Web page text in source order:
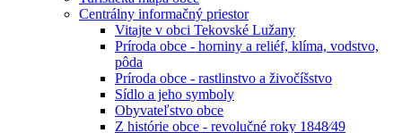
Centrálny informačný priestor
Vitajte v obci Tekovské Lužany
Príroda obce - horniny a reliéf, klíma, vodstvo,
pôda
Príroda obce - rastlinstvo a živočíšstvo
Sídlo a jeho symboly
Obyvateľstvo obce
Z histórie obce - revolučné roky 1848⁄49